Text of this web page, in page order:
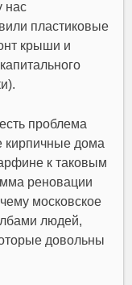
нас
пластиковые
крыши и
проблема
кирпичные дома
к таковым
реновации
московское
людей,
довольны